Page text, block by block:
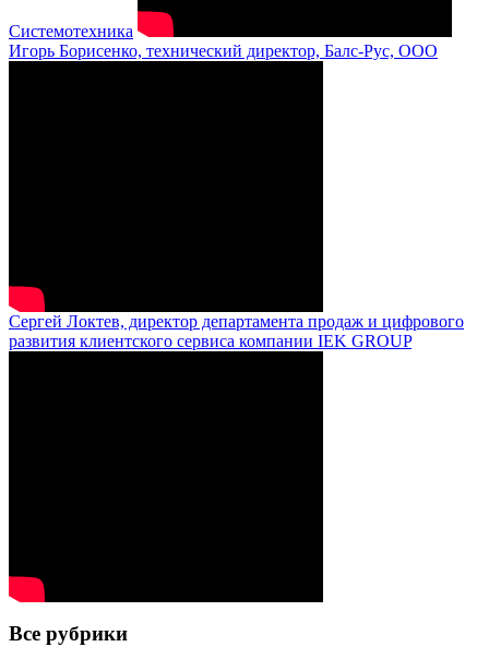
Системотехника
Игорь Борисенко, технический директор, Балс-Рус, ООО
Сергей Локтев, директор департамента продаж и цифрового
развития клиентского сервиса компании IEK GROUP
Все рубрики